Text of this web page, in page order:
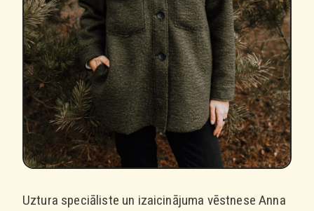
Uztura speciāliste un izaicinājuma vēstnese Anna